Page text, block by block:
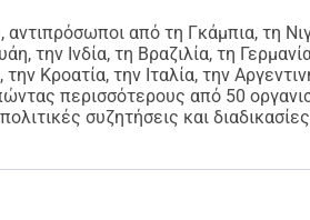
πολέμους και κλιματικές
ποτέ.
γραμμών στο κέντρο. Αυτή η
για ένα παγκόσμιο φόρουμ
πλήττονται περισσότερο και αυτό
από τη Γκάμπια, τη
την Ινδία, τη Βραζιλία, τη
Κροατία, την Ιταλία, την
περισσότερους από 50
συζητήσεις και